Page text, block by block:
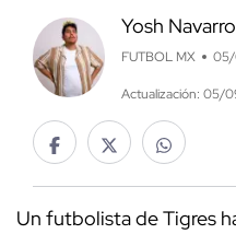
Yosh Navarro
FUTBOL MX 05/
Actualización: 05/
Un futbolista de Tigres